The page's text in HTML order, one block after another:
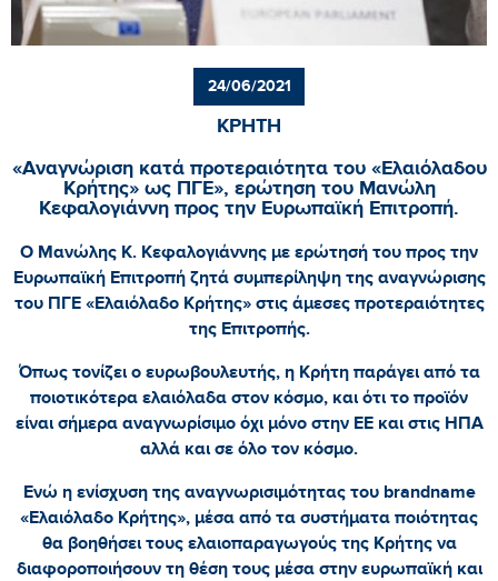
24/06/2021
ΚΡΗΤΗ
«Αναγνώριση κατά προτεραιότητα του «Ελαιόλαδου
Κρήτης» ως ΠΓΕ», ερώτηση του Μανώλη
Κεφαλογιάννη προς την Ευρωπαϊκή Επιτροπή.
Ο Μανώλης Κ. Κεφαλογιάννης με ερώτησή του προς την
Ευρωπαϊκή Επιτροπή ζητά συμπερίληψη της αναγνώρισης
του ΠΓΕ «Ελαιόλαδο Κρήτης» στις άμεσες προτεραιότητες
της Επιτροπής.
Όπως τονίζει ο ευρωβουλευτής, η Κρήτη παράγει από τα
ποιοτικότερα ελαιόλαδα στον κόσμο, και ότι το προϊόν
είναι σήμερα αναγνωρίσιμο όχι μόνο στην ΕΕ και στις ΗΠΑ
αλλά και σε όλο τον κόσμο.
Ενώ η ενίσχυση της αναγνωρισιμότητας του brandname
«Ελαιόλαδο Κρήτης», μέσα από τα συστήματα ποιότητας
θα βοηθήσει τους ελαιοπαραγωγούς της Κρήτης να
διαφοροποιήσουν τη θέση τους μέσα στην ευρωπαϊκή και